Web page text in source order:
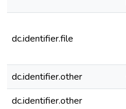
dc.identifier.file
dc.identifier.other
dc.identifier.other